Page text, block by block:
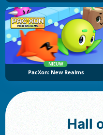
NIEUW
PacXon: New Realms
Hall